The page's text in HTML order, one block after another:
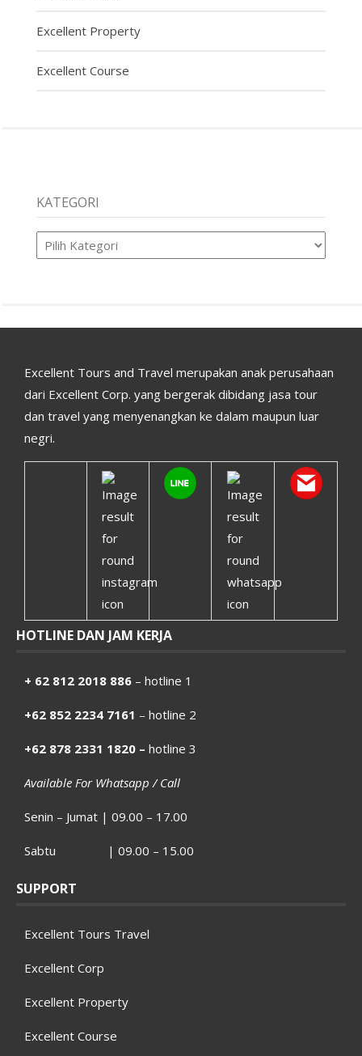
Excellent Property
Excellent Course
KATEGORI
Kategori
Excellent Tours and Travel merupakan anak perusahaan
dari Excellent Corp. yang bergerak dibidang jasa tour
dan travel yang menyenangkan ke dalam maupun luar
negri.
HOTLINE DAN JAM KERJA
+ 62 812 2018 886 – hotline 1
+62 852 2234 7161 – hotline 2
+62 878 2331 1820 – hotline 3
Available For Whatsapp / Call
Senin – Jumat | 09.00 – 17.00
Sabtu | 09.00 – 15.00
SUPPORT
Excellent Tours Travel
Excellent Corp
Excellent Property
Excellent Course